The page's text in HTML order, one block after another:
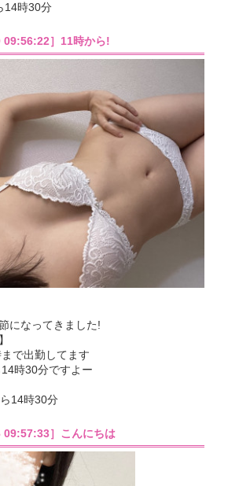
14時30分
09:56:22］11時から!
になってきました!
で出勤してます
時30分ですよー
14時30分
09:57:33］こんにちは